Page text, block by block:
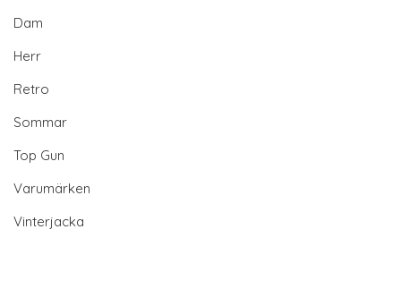
Dam
Herr
Retro
Sommar
Top Gun
Varumärken
Vinterjacka